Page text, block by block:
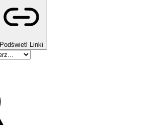
Podświetl Linki